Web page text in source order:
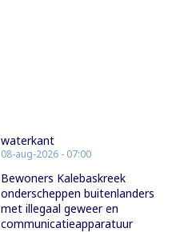
waterkant
08-aug-2026 - 07:00
Bewoners Kalebaskreek
onderscheppen buitenlanders
met illegaal geweer en
communicatieapparatuur